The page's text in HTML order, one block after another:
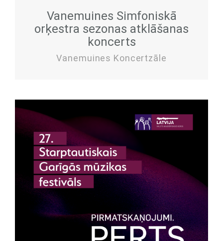
Vanemuines Simfoniskā
orķestra sezonas atklāšanas
koncerts
Vanemuines Koncertzāle